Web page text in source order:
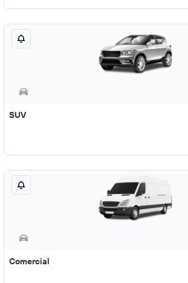
SUV
Comercial